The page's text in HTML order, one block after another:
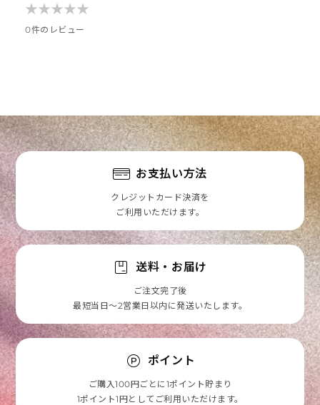
★★★★★
★★★★★
0件のレビュー
お支払い方法
クレジットカード決済を
ご利用いただけます。
送料・お届け
ご注文完了後
最短当日～2営業日以内に発送いたします。
ポイント
ご購入100円ごとに1ポイント貯まり
1ポイント1円としてご利用いただけます。